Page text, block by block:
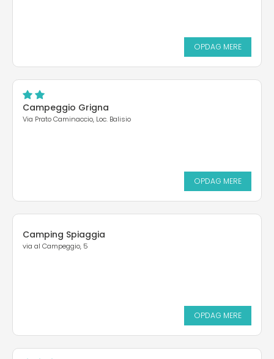
OPDAG MERE
Campeggio Grigna
Via Prato Caminaccio, Loc. Balisio
OPDAG MERE
Camping Spiaggia
via al Campeggio, 5
OPDAG MERE